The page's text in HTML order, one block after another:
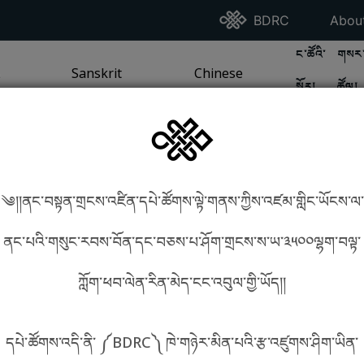
Go To BDRC
BDRC Go
/ SEA TRADITIONPAGE
GO TOSANSKRIT TRADITION
Sanskrit
GO TOCHINESE TRADITION
Chinese
GO TO
ང་ཚོའི་
སྐོར།
GO
ཚོལ།
༄།།ནང་བསྟན་གྲངས་འཛིན་དཔེ་ཚོགས་ལྟེ་གནས་ཀྱིས་འཛམ་གླིང་ཡོངས་ལ་
ནང་པའི་གསུང་རབས་བོན་དང་བཅས་པ་ཤོག་གྲངས་ས་ཡ་༣༥༠༠ལྷག་བལྟ་
ཀློག་ཕབ་ལེན་རིན་མེད་ངང་འབུལ་གྱི་ཡོད།།
དཔེ་ཚོགས་འདི་ནི་ ༼BDRC༽ ཁེ་གཉེར་མིན་པའི་རྩ་འཛུགས་ཤིག་ཡིན་
phonetics! How to find things?